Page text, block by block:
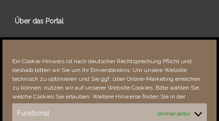
Ein Cookie-Hinweis ist nach deutscher Rechtsprechung Pflicht und
deshalb bitten wir Sie um Ihr Einverständnis: Um unsere Website
technisch zu optimieren und Sie ggf. über Online-Marketing erreichen
zu können, nutzen wir auf unserer Website Cookies. Bitte wählen Sie,
welche Cookies Sie erlauben. Weitere Hinweise finden Sie in der
Funktional Immer aktiv
Über das Portal
Über dieses Portal
Fehler bemerkt?
Besucher seit 08/​2021